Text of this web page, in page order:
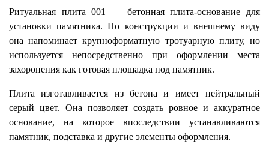
Ритуальная плита 001 — бетонная плита-основание для
установки памятника. По конструкции и внешнему виду
она напоминает крупноформатную тротуарную плиту, но
используется непосредственно при оформлении места
захоронения как готовая площадка под памятник.
Плита изготавливается из бетона и имеет нейтральный
серый цвет. Она позволяет создать ровное и аккуратное
основание, на которое впоследствии устанавливаются
памятник, подставка и другие элементы оформления.